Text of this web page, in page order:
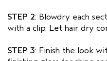
STEP 2: Blowdry each
with a clip. Let hair dry
STEP 3: Finish the look